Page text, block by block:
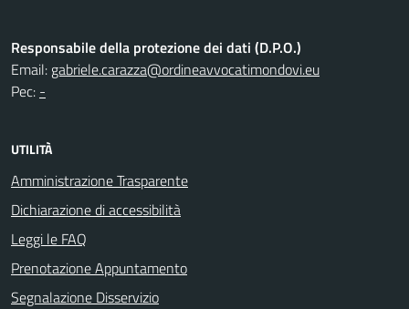
Responsabile della protezione dei dati (D.P.O.)
Email: gabriele.carazza@ordineavvocatimondovi.eu
Pec: -
UTILITÀ
Amministrazione Trasparente
Dichiarazione di accessibilità
Leggi le FAQ
Prenotazione Appuntamento
Segnalazione Disservizio